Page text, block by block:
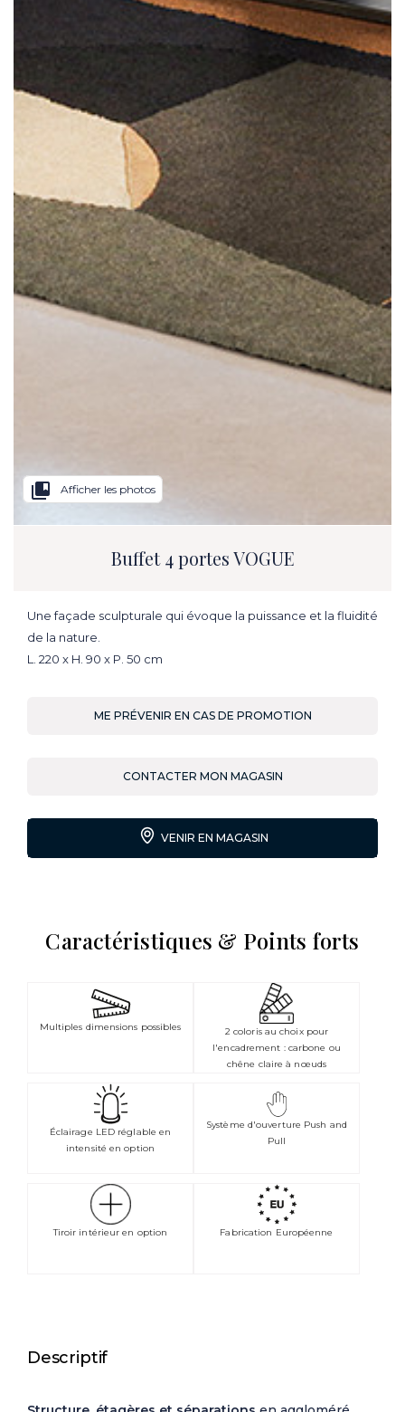
collections_bookmark Afficher les photos
Buffet 4 portes VOGUE
Une façade sculpturale qui évoque la puissance et la fluidité
de la nature.
L. 220 x H. 90 x P. 50 cm
ME PRÉVENIR EN CAS DE PROMOTION
CONTACTER MON MAGASIN
VENIR EN MAGASIN
Caractéristiques & Points forts
Multiples dimensions possibles
2 coloris au choix pour
l'encadrement : carbone ou
chêne claire à nœuds
Éclairage LED réglable en
intensité en option
Système d'ouverture Push and
Pull
Tiroir intérieur en option Fabrication Européenne
Descriptif